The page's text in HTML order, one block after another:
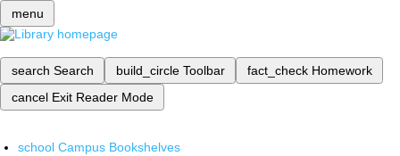
menu
search Search build_circle Toolbar fact_check Homework
cancel Exit Reader Mode
school Campus Bookshelves